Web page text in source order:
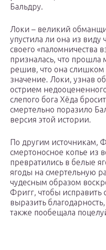
Бальдру.
Локи – великий
упустила ли она из
своего «паломничества
призналась, что
решив, что она слишком
значение. Локи, узнав
острием
слепого бога Хёда
смертельно поразило
версия этой истории.
По другим источникам,
смертоносное копье из
превратились в белые
ягоды на смертельную
чудесным образом
Фригг, чтобы
выразить
также пообещала